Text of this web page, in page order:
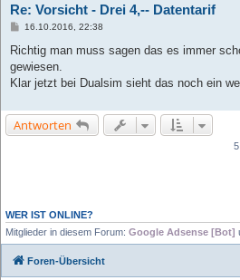
Re: Vorsicht - Drei 4,-- Datentarif
B
i
r
a
16.10.2016, 22:38
Richtig man muss sagen das es immer
gewiesen.
Klar jetzt bei Dualsim sieht das noch ein
Antworten
WER IST ONLINE?
Mitglieder in diesem Forum: Google Adsense [Bot]
Foren-Übersicht